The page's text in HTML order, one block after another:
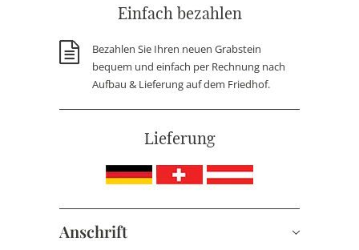
Einfach bezahlen
Bezahlen Sie Ihren neuen Grabstein
bequem und einfach per Rechnung nach
Aufbau & Lieferung auf dem Friedhof.
Lieferung
Anschrift